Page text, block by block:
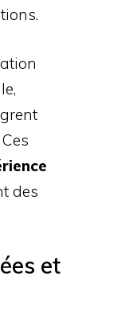
des
et